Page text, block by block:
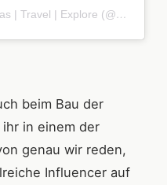
Ein Beitrag geteilt von DIY Ideas | Travel | Explore (@baer.karl)
beim Bau der
in einem der
genau wir reden,
Influencer auf